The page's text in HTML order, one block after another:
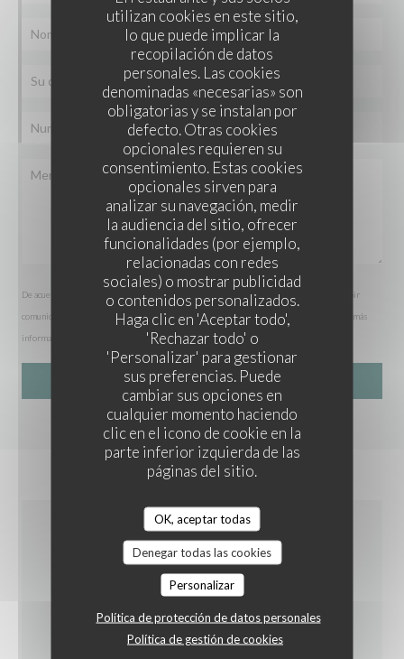
utilizan cookies en este sitio,
lo que puede implicar la
recopilación de datos
personales. Las cookies
denominadas «necesarias» son
obligatorias y se instalan por
defecto. Otras cookies
opcionales requieren su
consentimiento. Estas cookies
opcionales sirven para
analizar su navegación, medir
la audiencia del sitio, ofrecer
funcionalidades (por ejemplo,
relacionadas con redes
sociales) o mostrar publicidad
o contenidos personalizados.
Haga clic en 'Aceptar todo',
'Rechazar todo' o
'Personalizar' para gestionar
sus preferencias. Puede
cambiar sus opciones en
cualquier momento haciendo
clic en el icono de cookie en la
parte inferior izquierda de las
páginas del sitio.
OK, aceptar todas
Denegar todas las cookies
Personalizar
Política de protección de datos personales
Política de gestión de cookies
De acuerdo con la normativa de protección de datos, puede ejercer su derecho a no recibir
comunicaciones comerciales inscribiéndose en la Lista Robinson: listarobinson.es
. Para más
información sobre el tratamiento de sus datos, consulte nuestra
INFORMACIÓN GENERAL
creativa, Hecho en casa, productos de temporada